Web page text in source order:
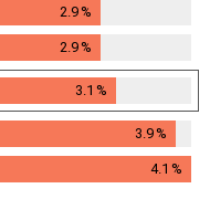
2.9%
2.9%
3.1 %
3.9%
4.1 %